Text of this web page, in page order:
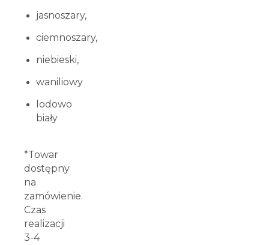
jasnoszary,
ciemnoszary,
niebieski,
waniliowy
lodowo
biały
*Towar
dostępny
na
zamówienie.
Czas
realizacji
3-4